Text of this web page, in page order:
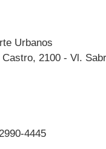
Urbanos
2100 - Vl.
4445